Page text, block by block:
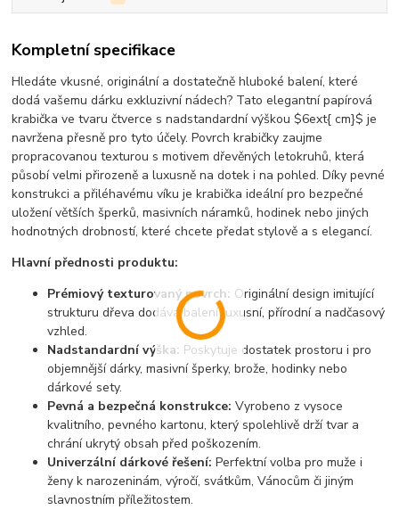
Kompletní specifikace
Hledáte vkusné, originální a dostatečně hluboké balení, které
dodá vašemu dárku exkluzivní nádech? Tato elegantní papírová
krabička ve tvaru čtverce s nadstandardní výškou$6ext{ cm}$ je
navržena přesně pro tyto účely. Povrch krabičky zaujme
propracovanou texturou s motivem dřevěných letokruhů, která
působí velmi přirozeně a luxusně na dotek i na pohled. Díky pevné
konstrukci a přiléhavému víku je krabička ideální pro bezpečné
uložení větších šperků, masivních náramků, hodinek nebo jiných
hodnotných drobností, které chcete předat stylově a s elegancí.
Hlavní přednosti produktu:
Prémiový texturovaný povrch: Originální design imitující
strukturu dřeva dodává balení luxusní, přírodní a nadčasový
vzhled.
Nadstandardní výška: Poskytuje dostatek prostoru i pro
objemnější dárky, masivní šperky, brože, hodinky nebo
dárkové sety.
Pevná a bezpečná konstrukce: Vyrobeno z vysoce
kvalitního, pevného kartonu, který spolehlivě drží tvar a
chrání ukrytý obsah před poškozením.
Univerzální dárkové řešení: Perfektní volba pro muže i
ženy k narozeninám, výročí, svátkům, Vánocům či jiným
slavnostním příležitostem.